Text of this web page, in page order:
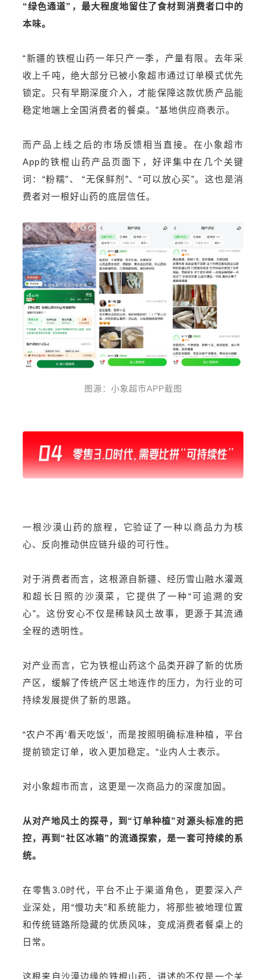
“绿色通道”，最大程度地留住了食材到消费者口中的
本味。
“新疆的铁棍山药一年只产一季，产量有限。去年采
收上千吨，绝大部分已被小象超市通过订单模式优先
锁定。只有早期深度介入，才能保障这款优质产品能
稳定地端上全国消费者的餐桌。”基地供应商表示。
而产品上线之后的市场反馈相当直接。在小象超市
App的铁棍山药产品页面下，好评集中在几个关键
词：“粉糯”、 “无保鲜剂”、“可以放心买”。这也是消
费者对一根好山药的底层信任。
图源：小象超市APP截图
一根沙漠山药的旅程，它验证了一种以商品力为核
心、反向推动供应链升级的可行性。
对于消费者而言，这根源自新疆、经历雪山融水灌溉
和超长日照的沙漠菜，它提供了一种“可追溯的安
心”。这份安心不仅是稀缺风土故事，更源于其流通
全程的透明性。
对产业而言，它为铁棍山药这个品类开辟了新的优质
产区，缓解了传统产区土地连作的压力，为行业的可
持续发展提供了新的思路。
“农户不再‘看天吃饭’，而是按照明确标准种植，平台
提前锁定订单，收入更加稳定。 “业内人士表示。
对小象超市而言，这更是一次商品力的深度加固。
从对产地风土的探寻，到“订单种植”对源头标准的把
控，再到“社区冰箱”的流通探索，是一套可持续的系
统。
在零售3.0时代，平台不止于渠道角色，更要深入产
业深处，用“慢功夫”和系统能力，将那些被地理位置
和传统链路所隐藏的优质风味，变成消费者餐桌上的
日常。
这根来自沙漠边缘的铁棍山药，讲述的不仅是一个关